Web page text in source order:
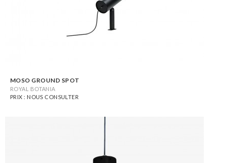
MOSO GROUND SPOT
ROYAL BOTANIA
PRIX : NOUS CONSULTER